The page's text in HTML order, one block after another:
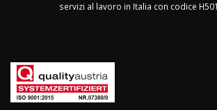
servizi al lavoro in Italia con codice